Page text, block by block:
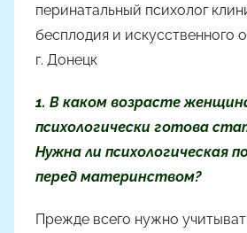
о
м
с
т
я
Ч
д
перинатальный психолог
бесплодия и искусственного
г. Донецк
1. В каком возрасте
психологически готова
Нужна ли психологическая
перед материнством?
Прежде всего нужно